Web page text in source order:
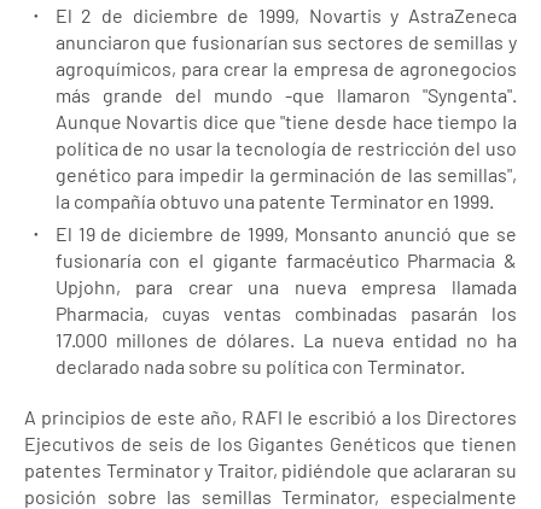
El 2 de diciembre de 1999, Novartis y AstraZeneca
anunciaron que fusionarían sus sectores de semillas y
agroquímicos, para crear la empresa de agronegocios
más grande del mundo -que llamaron "Syngenta".
Aunque Novartis dice que "tiene desde hace tiempo la
política de no usar la tecnología de restricción del uso
genético para impedir la germinación de las semillas",
la compañía obtuvo una patente Terminator en 1999.
El 19 de diciembre de 1999, Monsanto anunció que se
fusionaría con el gigante farmacéutico Pharmacia &
Upjohn, para crear una nueva empresa llamada
Pharmacia, cuyas ventas combinadas pasarán los
17.000 millones de dólares. La nueva entidad no ha
declarado nada sobre su política con Terminator.
A principios de este año, RAFI le escribió a los Directores
Ejecutivos de seis de los Gigantes Genéticos que tienen
patentes Terminator y Traitor, pidiéndole que aclararan su
posición sobre las semillas Terminator, especialmente